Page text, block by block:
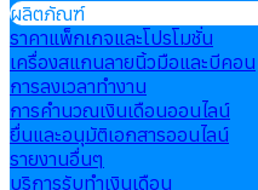
ผลิตภัณฑ์
ราคาแพ็กเกจและโปรโมชั่น
เครื่องสแกนลายนิ้วมือและบีคอน
การลงเวลาทำงาน
การคำนวณเงินเดือนออนไลน์
ยื่นและอนุมัติเอกสารออนไลน์
รายงานอื่นๆ
บริการรับทำเงินเดือน